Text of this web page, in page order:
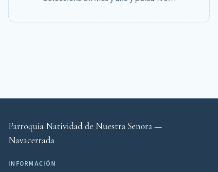
Parroquia Natividad de Nuestra Señora —
Navacerrada
INFORMACIÓN